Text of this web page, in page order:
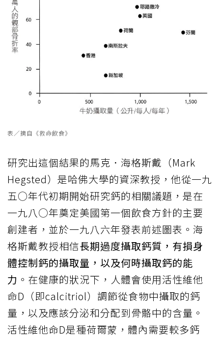
表／摘自《救命飲食》
研究出這個結果的馬克．海格斯戴（Mark
Hegsted）是哈佛大學的資深教授，他從一九
五○年代初期開始研究鈣的相關議題，是在
一九八○年奠定美國第一個飲食方針的主要
創建者，並於一九八六年發表前述圖表。海
格斯戴教授相信長期過度攝取鈣質，有損身
體控制鈣的攝取量，以及何時攝取鈣的能
力 。在健康的狀況下，人體會使用活性維他
命D（即calcitriol）調節從食物中攝取的鈣
量，以及應該分泌和分配到骨骼中的含量。
活性維他命D是種荷爾蒙，體內需要較多鈣